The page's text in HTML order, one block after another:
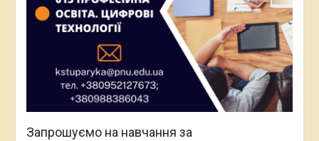
Запрошуємо на навчання за